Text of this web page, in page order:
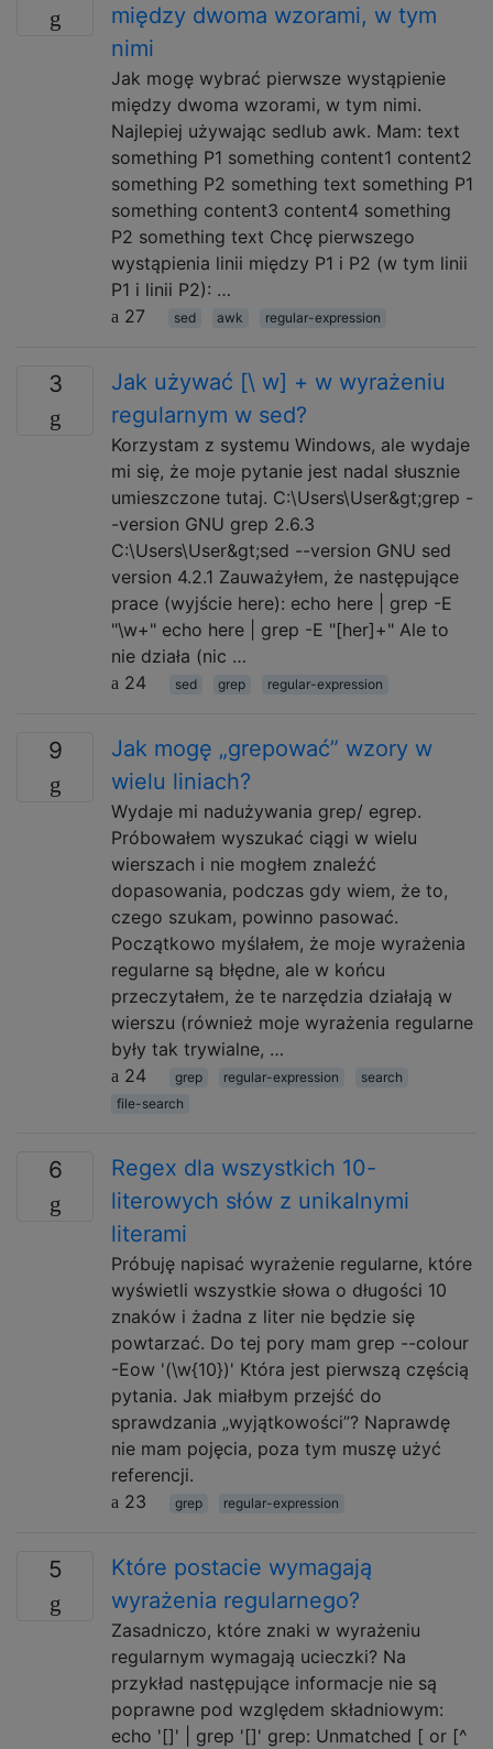
między dwoma wzorami, w tym
nimi
Jak mogę wybrać pierwsze wystąpienie
między dwoma wzorami, w tym nimi.
Najlepiej używając sedlub awk. Mam: text
something P1 something content1 content2
something P2 something text something P1
something content3 content4 something
P2 something text Chcę pierwszego
wystąpienia linii między P1 i P2 (w tym linii
P1 i linii P2): …
27
sed awk regular-expression
3
Jak używać [\ w] + w wyrażeniu
regularnym w sed?
Korzystam z systemu Windows, ale wydaje
mi się, że moje pytanie jest nadal słusznie
umieszczone tutaj. C:\Users\User&gt;grep -
-version GNU grep 2.6.3
C:\Users\User&gt;sed --version GNU sed
version 4.2.1 Zauważyłem, że następujące
prace (wyjście here): echo here | grep -E
"\w+" echo here | grep -E "[her]+" Ale to
nie działa (nic …
24
sed grep regular-expression
9
Jak mogę „grepować” wzory w
wielu liniach?
Wydaje mi nadużywania grep/ egrep.
Próbowałem wyszukać ciągi w wielu
wierszach i nie mogłem znaleźć
dopasowania, podczas gdy wiem, że to,
czego szukam, powinno pasować.
Początkowo myślałem, że moje wyrażenia
regularne są błędne, ale w końcu
przeczytałem, że te narzędzia działają w
wierszu (również moje wyrażenia regularne
były tak trywialne, …
24
grep regular-expression
search
file-search
6
Regex dla wszystkich 10-
literowych słów z unikalnymi
literami
Próbuję napisać wyrażenie regularne, które
wyświetli wszystkie słowa o długości 10
znaków i żadna z liter nie będzie się
powtarzać. Do tej pory mam grep --colour
-Eow '(\w{10})' Która jest pierwszą częścią
pytania. Jak miałbym przejść do
sprawdzania „wyjątkowości”? Naprawdę
nie mam pojęcia, poza tym muszę użyć
referencji.
23
grep regular-expression
5
Które postacie wymagają
wyrażenia regularnego?
Zasadniczo, które znaki w wyrażeniu
regularnym wymagają ucieczki? Na
przykład następujące informacje nie są
poprawne pod względem składniowym:
echo '[]' | grep '[]' grep: Unmatched [ or [^